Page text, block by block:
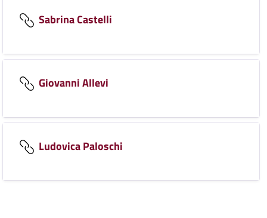
Sabrina Castelli
Giovanni Allevi
Ludovica Paloschi